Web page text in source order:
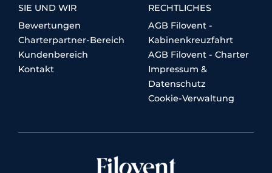
SIE UND WIR
Bewertungen
Charterpartner-Bereich
Kundenbereich
Kontakt
RECHTLICHES
AGB Filovent -
Kabinenkreuzfahrt
AGB Filovent - Charter
Impressum &
Datenschutz
Cookie-Verwaltung